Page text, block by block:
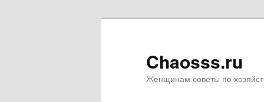
Chaosss.ru
Женщинам советы по